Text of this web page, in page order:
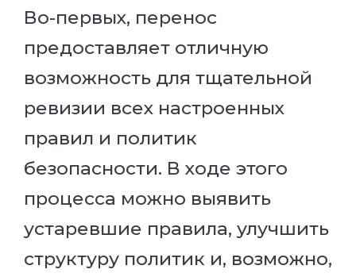
Во-первых, перенос
предоставляет отличную
возможность для тщательной
ревизии всех настроенных
правил и политик
безопасности. В ходе этого
процесса можно выявить
устаревшие правила, улучшить
структуру политик и, возможно,